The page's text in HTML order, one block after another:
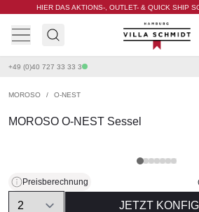
HIER DAS AKTIONS-, OUTLET- & QUICK SHIP
Villa Schmidt
+49 (0)40 727 33 33 3
MOROSO / O-NEST
MOROSO O-NEST Sessel
Preisberechnung
Quantity
JETZT